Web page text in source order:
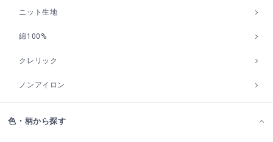
ニット生地
綿100%
クレリック
ノンアイロン
色・柄から探す